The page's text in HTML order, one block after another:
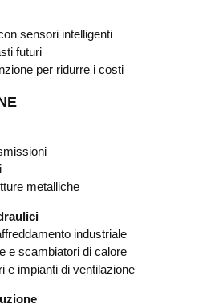
sensori intelligenti
futuri
per ridurre i costi
metalliche
industriale
e scambiatori di calore
e impianti di ventilazione